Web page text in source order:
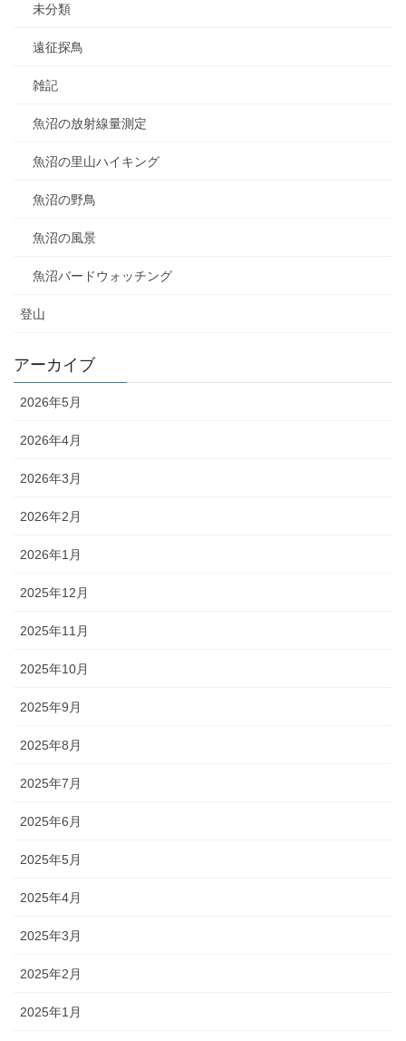
未分類
遠征探鳥
雑記
魚沼の放射線量測定
魚沼の里山ハイキング
魚沼の野鳥
魚沼の風景
魚沼バードウォッチング
登山
アーカイブ
2026年5月
2026年4月
2026年3月
2026年2月
2026年1月
2025年12月
2025年11月
2025年10月
2025年9月
2025年8月
2025年7月
2025年6月
2025年5月
2025年4月
2025年3月
2025年2月
2025年1月